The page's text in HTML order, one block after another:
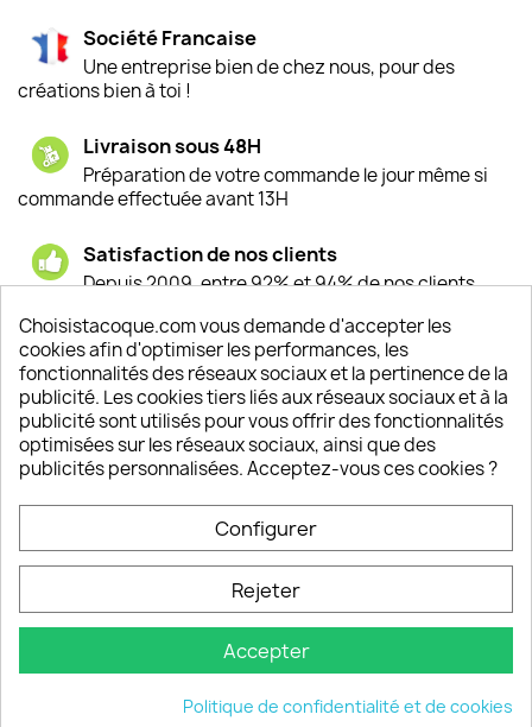
Société Francaise
Une entreprise bien de chez nous, pour des
créations bien à toi !
Livraison sous 48H
Préparation de votre commande le jour même si
commande effectuée avant 13H
Satisfaction de nos clients
Depuis 2009, entre 92% et 94% de nos clients
Un SAV à votre écoute
Notre SAV est disponible 6/7J de 10h à 18H
INFORMATIONS 
VOTRE COMPTE 
INFORMATIONS keyboard_arrow_down
Choisistacoque.com vous demande d'accepter les
cookies afin d'optimiser les performances, les
fonctionnalités des réseaux sociaux et la pertinence de la
publicité. Les cookies tiers liés aux réseaux sociaux et à la
publicité sont utilisés pour vous offrir des fonctionnalités
optimisées sur les réseaux sociaux, ainsi que des
publicités personnalisées. Acceptez-vous ces cookies ?
Configurer
Rejeter
Accepter
Politique de confidentialité et de cookies